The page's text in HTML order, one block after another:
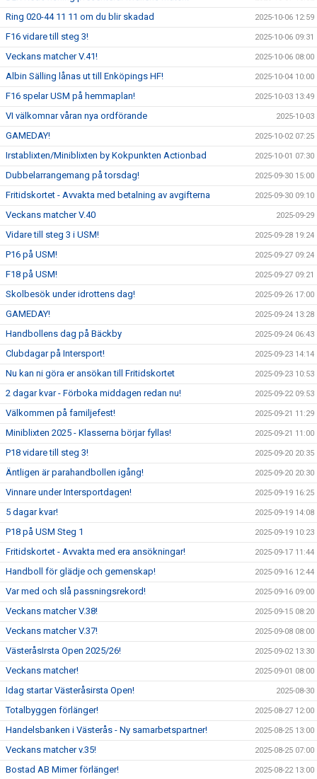
Ring 020-44 11 11 om du blir skadad 2025-10-06 12:59
F16 vidare till steg 3! 2025-10-06 09:31
Veckans matcher V.41! 2025-10-06 08:00
Albin Sälling lånas ut till Enköpings HF! 2025-10-04 10:00
F16 spelar USM på hemmaplan! 2025-10-03 13:49
VI välkomnar våran nya ordförande 2025-10-03
GAMEDAY! 2025-10-02 07:25
Irstablixten/Miniblixten by Kokpunkten Actionbad 2025-10-01 07:30
Dubbelarrangemang på torsdag! 2025-09-30 15:00
Fritidskortet - Avvakta med betalning av avgifterna 2025-09-30 09:10
Veckans matcher V.40 2025-09-29
Vidare till steg 3 i USM! 2025-09-28 19:24
P16 på USM! 2025-09-27 09:24
F18 på USM! 2025-09-27 09:21
Skolbesök under idrottens dag! 2025-09-26 17:00
GAMEDAY! 2025-09-24 13:28
Handbollens dag på Bäckby 2025-09-24 06:43
Clubdagar på Intersport! 2025-09-23 14:14
Nu kan ni göra er ansökan till Fritidskortet 2025-09-23 10:53
2 dagar kvar - Förboka middagen redan nu! 2025-09-22 09:53
Välkommen på familjefest! 2025-09-21 11:29
Miniblixten 2025 - Klasserna börjar fyllas! 2025-09-21 11:00
P18 vidare till steg 3! 2025-09-20 20:35
Äntligen är parahandbollen igång! 2025-09-20 20:30
Vinnare under Intersportdagen! 2025-09-19 16:25
5 dagar kvar! 2025-09-19 14:08
P18 på USM Steg 1 2025-09-19 10:23
Fritidskortet - Avvakta med era ansökningar! 2025-09-17 11:44
Handboll för glädje och gemenskap! 2025-09-16 12:44
Var med och slå passningsrekord! 2025-09-16 09:00
Veckans matcher V.38! 2025-09-15 08:20
Veckans matcher V.37! 2025-09-08 08:00
VästeråsIrsta Open 2025/26! 2025-09-02 13:30
Veckans matcher! 2025-09-01 08:00
Idag startar Västeråsirsta Open! 2025-08-30
Totalbyggen förlänger! 2025-08-27 12:00
Handelsbanken i Västerås - Ny samarbetspartner! 2025-08-25 13:00
Veckans matcher v.35! 2025-08-25 07:00
Bostad AB Mimer förlänger! 2025-08-22 13:00